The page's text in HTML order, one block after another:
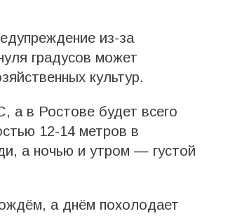
из-за
градусов может
культур.
а в Ростове будет всего
12-14 метров в
а ночью и утром — густой
а днём похолодает